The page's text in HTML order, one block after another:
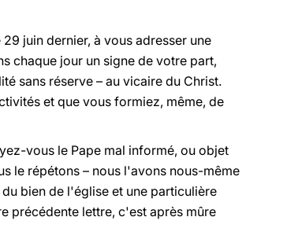
juin dernier, à vous adresser une
chaque jour un signe de votre part,
sans réserve – au vicaire du Christ.
et que vous formiez, même, de
vous le Pape mal informé, ou objet
le répétons – nοus l'avons nous-même
bien de l'église et une particulière
précédente lettre, c'est après mûre